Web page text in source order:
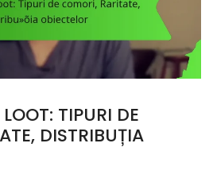
TIPURI DE
DISTRIBUȚIA